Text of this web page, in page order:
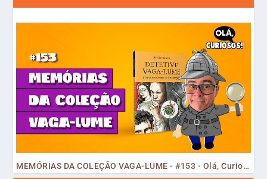
MEMÓRIAS DA COLEÇÃO VAGA-LUME - #153 - Olá, Curiosos! 2023